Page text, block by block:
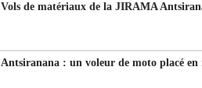
Vols de matériaux de la JIRAMA
Antsiranana : un voleur de moto placé en